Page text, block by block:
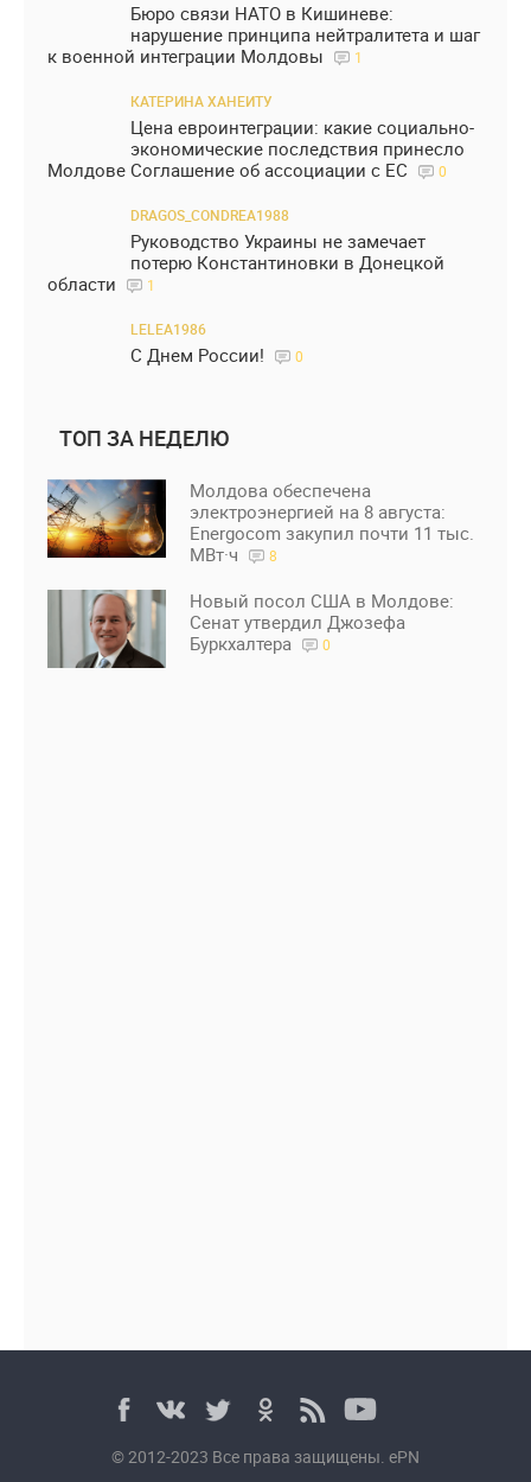
Бюро связи НАТО в Кишиневе:
нарушение принципа нейтралитета и шаг
к военной интеграции Молдовы
1
КАТЕРИНА ХАНЕИТУ
Цена евроинтеграции: какие социально-
экономические последствия принесло
Молдове Соглашение об ассоциации с ЕС
0
DRAGOS_CONDREA1988
Руководство Украины не замечает
потерю Константиновки в Донецкой
области
1
LELEA1986
С Днем России! 0
ТОП ЗА НЕДЕЛЮ
Молдова обеспечена
электроэнергией на 8 августа:
Energocom закупил почти 11 тыс.
МВт·ч
8
Новый посол США в Молдове:
Сенат утвердил Джозефа
Буркхалтера
0
© 2012-2023 Все права защищены. ePN